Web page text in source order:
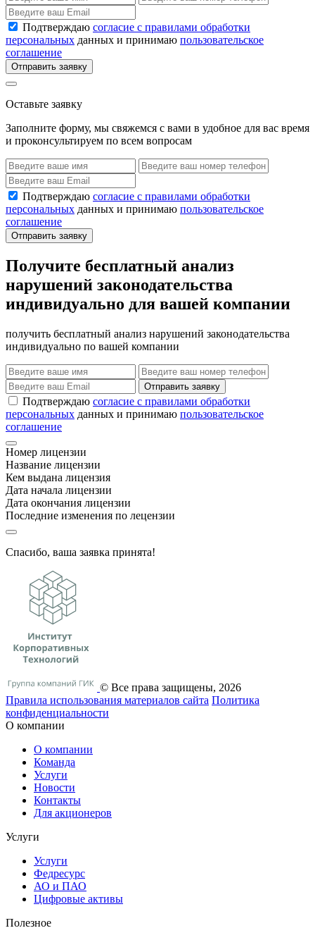
Подтверждаю согласие с правилами обработки
персональных данных и принимаю пользовательское
соглашение
Отправить заявку
Оставьте заявку
Заполните форму, мы свяжемся с вами в удобное для вас время
и проконсультируем по всем вопросам
Подтверждаю согласие с правилами обработки
персональных данных и принимаю пользовательское
соглашение
Отправить заявку
Получите бесплатный анализ
нарушений законодательства
индивидуально для вашей компании
получить бесплатный анализ нарушений законодательства
индивидуально по вашей компании
Отправить заявку
Подтверждаю согласие с правилами обработки
персональных данных и принимаю пользовательское
соглашение
Номер лицензии
Название лицензии
Кем выдана лицензия
Дата начала лицензии
Дата окончания лицензии
Последние изменения по лецензии
Спасибо, ваша заявка принята!
© Все права защищены, 2026
Правила использования материалов сайта Политика
конфиденциальности
О компании
О компании
Команда
Услуги
Новости
Контакты
Для акционеров
Услуги
Услуги
Федресурс
АО и ПАО
Цифровые активы
Полезное